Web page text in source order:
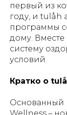
первый из
году, и tulåh
программы
дому.
систему
условий.
Кратко о
Основанный
Wellness –